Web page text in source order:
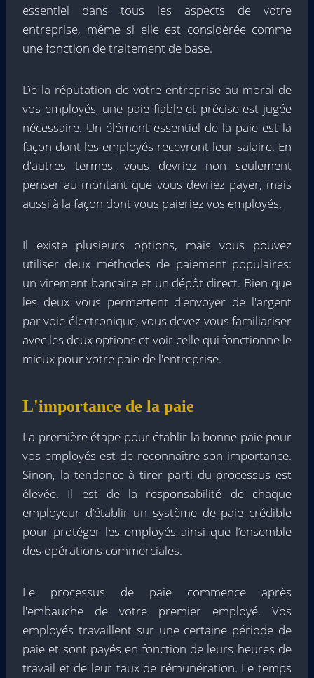
essentiel dans tous les aspects de votre
entreprise, même si elle est considérée comme
une fonction de traitement de base.
De la réputation de votre entreprise au moral de
vos employés, une paie fiable et précise est jugée
nécessaire. Un élément essentiel de la paie est la
façon dont les employés recevront leur salaire. En
d'autres termes, vous devriez non seulement
penser au montant que vous devriez payer, mais
aussi à la façon dont vous paieriez vos employés.
Il existe plusieurs options, mais vous pouvez
utiliser deux méthodes de paiement populaires:
un virement bancaire et un dépôt direct. Bien que
les deux vous permettent d'envoyer de l'argent
par voie électronique, vous devez vous familiariser
avec les deux options et voir celle qui fonctionne le
mieux pour votre paie de l'entreprise.
L'importance de la paie
La première étape pour établir la bonne paie pour
vos employés est de reconnaître son importance.
Sinon, la tendance à tirer parti du processus est
élevée. Il est de la responsabilité de chaque
employeur d’établir un système de paie crédible
pour protéger les employés ainsi que l’ensemble
des opérations commerciales.
Le processus de paie commence après
l'embauche de votre premier employé. Vos
employés travaillent sur une certaine période de
paie et sont payés en fonction de leurs heures de
travail et de leur taux de rémunération. Le temps